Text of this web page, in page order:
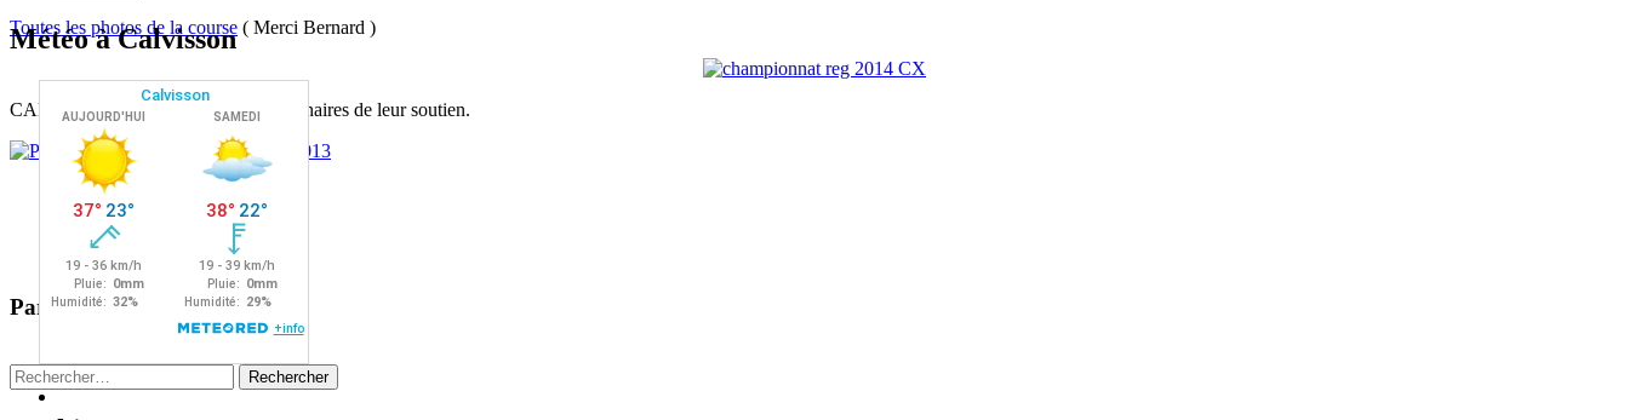
Météo à Calvisson
Rechercher :
Toutes les photos de la course ( Merci Bernard )
CALVISSON VTT remercie ses partenaires de leur soutien.
Partager :
X